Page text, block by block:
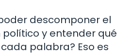
descomponer el
político y entender qué
palabra? Eso es